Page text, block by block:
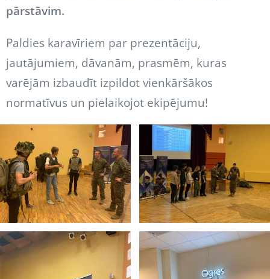
pārstāvim.
Paldies karavīriem par prezentāciju,
jautājumiem, dāvanām, prasmēm, kuras
varējām izbaudīt izpildot vienkāršākos
normatīvus un pielaikojot ekipējumu!